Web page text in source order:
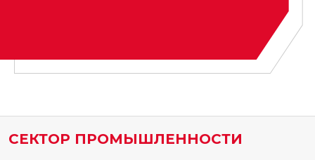
СЕКТОР ПРОМЫШЛЕННОСТИ